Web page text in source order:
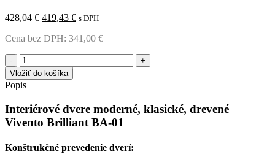
428,04€ Pôvodná
bola:
419,43 €Aktuálna
je:
s DPH
Cena bez DPH: 341,00 €
množstvo
Interiérové
dvere
Brilliant
BA-
01
Vložiť do košíka
Popis
Interiérové dvere moderné, klasické, drevené
Vivento Brilliant BA-01
Konštrukčné prevedenie dverí: